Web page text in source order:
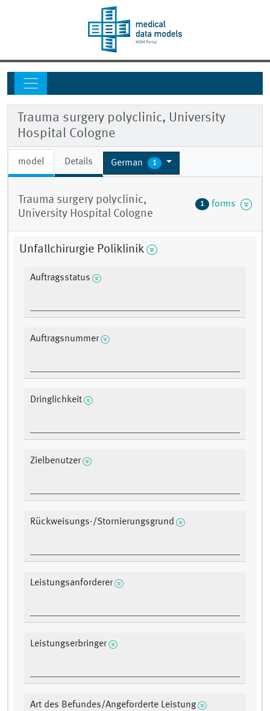
Trauma surgery polyclinic, University
Hospital Cologne
model Details German 1
Trauma surgery polyclinic,
University Hospital Cologne
1 forms
Unfallchirurgie Poliklinik
Auftragsstatus
Auftragsnummer
Dringlichkeit
Zielbenutzer
Rückweisungs-/Stornierungsgrund
Leistungsanforderer
Leistungserbringer
Art des Befundes/Angeforderte Leistung